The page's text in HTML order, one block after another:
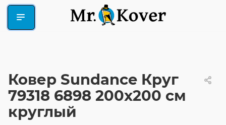
Ковер Sundance Круг
79318 6898 200x200 см
круглый